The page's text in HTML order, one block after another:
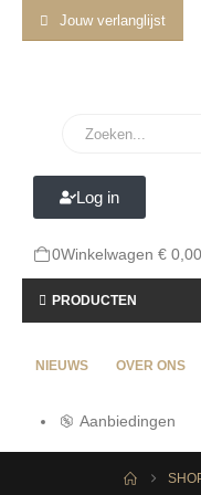
Jouw verlanglijst
Log in
0Winkelwagen €0,00
PRODUCTEN
NIEUWS OVER ONS
Aanbiedingen